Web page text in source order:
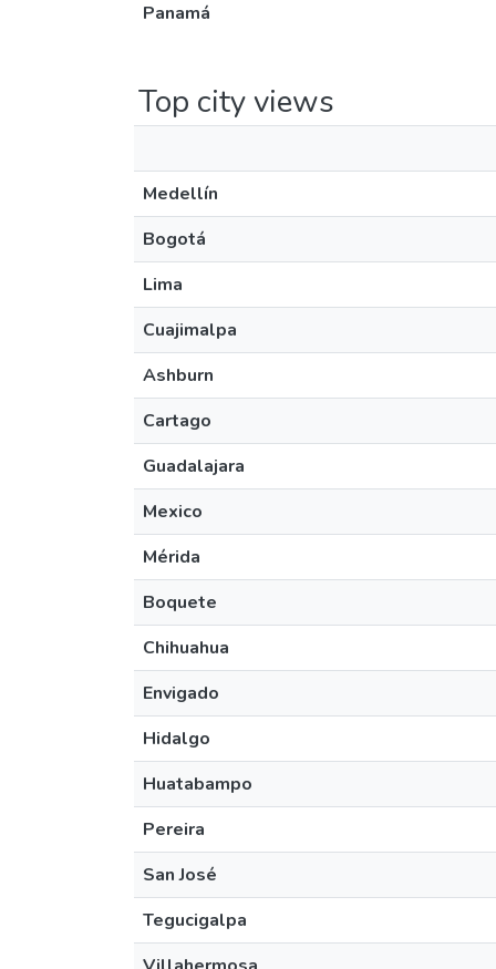
Panamá
Top city views
Medellín
Bogotá
Lima
Cuajimalpa
Ashburn
Cartago
Guadalajara
Mexico
Mérida
Boquete
Chihuahua
Envigado
Hidalgo
Huatabampo
Pereira
San José
Tegucigalpa